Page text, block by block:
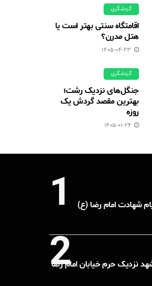
گردشگری
اقامتگاه سنتی بهتر است یا
هتل مدرن؟
1405-04-23
گردشگری
جنگل‌های نزدیک رشت؛
بهترین مقصد گردش یک
روزه
1405-01-24
1 شهادت امام رضا (ع)
2
نزدیک حرم خیابان امام رضا